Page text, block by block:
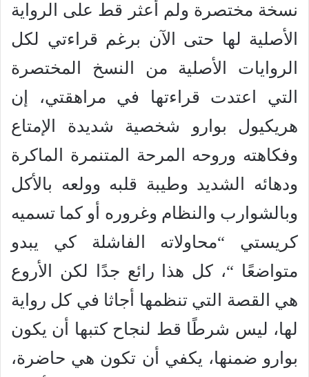
نسخة مختصرة ولم أعثر قط على الرواية
الأصلية لها حتى الآن برغم قراءتي لكل
الروايات الأصلية من النسخ المختصرة
التي اعتدت قراءتها في مراهقتي، إن
هريكيول بوارو شخصية شديدة الإمتاع
وفكاهته وروحه المرحة المتنمرة الماكرة
ودهائه الشديد وطيبة قلبه وولعه بالأكل
وبالشوارب والنظام وغروره أو كما تسميه
كريستي “محاولاته الفاشلة كي يبدو
متواضعًا “، كل هذا رائع جدًا لكن الأروع
هي القصة التي تنظمها أجاثا في كل رواية
لها، ليس شرطًا قط لنجاح كتبها أن يكون
بوارو ضمنها، يكفي أن تكون هي حاضرة،